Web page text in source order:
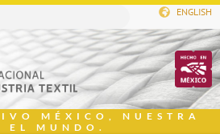
ENGLISH
MÉXICO, NUESTRA
EL MUNDO.